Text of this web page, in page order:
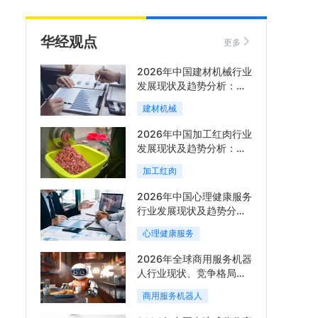
华经观点 更多
2026年中国建材机械行业
发展现状及趋势分析：企
业加速向“装备+系统+服
务”综合服务商转型「图」
建材机械
2026年中国加工红肉行业
发展现状及趋势分析：市
场集中度提升，区域增长
分化「图」
加工红肉
2026年中国心理健康服务
行业发展现状及趋势分
析，线上线下融合成为主
流服务模式「图」
心理健康服务
2026年全球商用服务机器
人行业现状、竞争格局与
趋势分析，行业集中度有
望进一步提升「图」
商用服务机器人